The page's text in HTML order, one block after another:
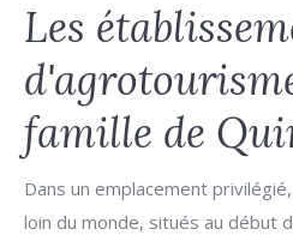
Les
famille de
Dans un emplacement
loin du monde, situés au début